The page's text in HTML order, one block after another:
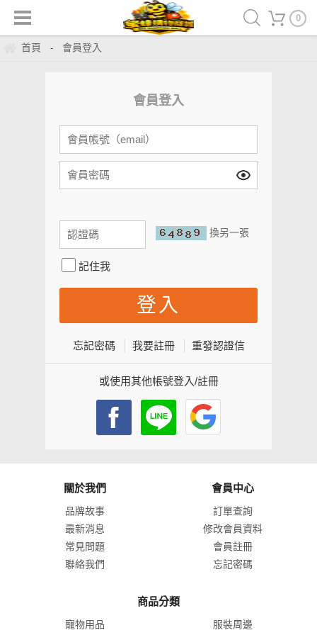
0
首頁 - 會員登入
會員登入
換另一張
記住我
忘記密碼 我要註冊 重發認證信
或使用其他帳號登入/註冊
關於我們
品牌故事
最新消息
常見問題
聯絡我們
會員中心
訂單查詢
修改會員資料
會員註冊
忘記密碼
商品分類
寵物用品 服裝周邊